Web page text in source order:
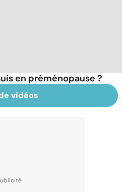
en préménopause ?
vidéos